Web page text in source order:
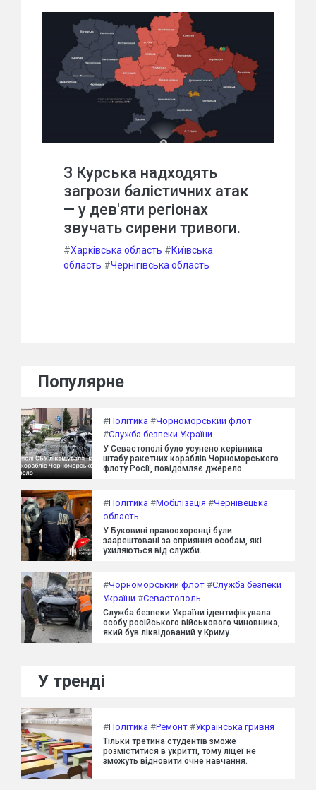
З Курська надходять
загрози балістичних атак
— у дев'яти регіонах
звучать сирени тривоги.
#Харківська область #Київська
область #Чернігівська область
Популярне
#Політика #Чорноморський флот
#Служба безпеки України
У Севастополі було усунено керівника
штабу ракетних кораблів Чорноморського
флоту Росії, повідомляє джерело.
#Політика #Мобілізація #Чернівецька
область
У Буковині правоохоронці були
заарештовані за сприяння особам, які
ухиляються від служби.
#Чорноморський флот #Служба безпеки
України #Севастополь
Служба безпеки України ідентифікувала
особу російського військового чиновника,
який був ліквідований у Криму.
У тренді
#Політика #Ремонт #Українська гривня
Тільки третина студентів зможе
розміститися в укритті, тому ліцеї не
зможуть відновити очне навчання.